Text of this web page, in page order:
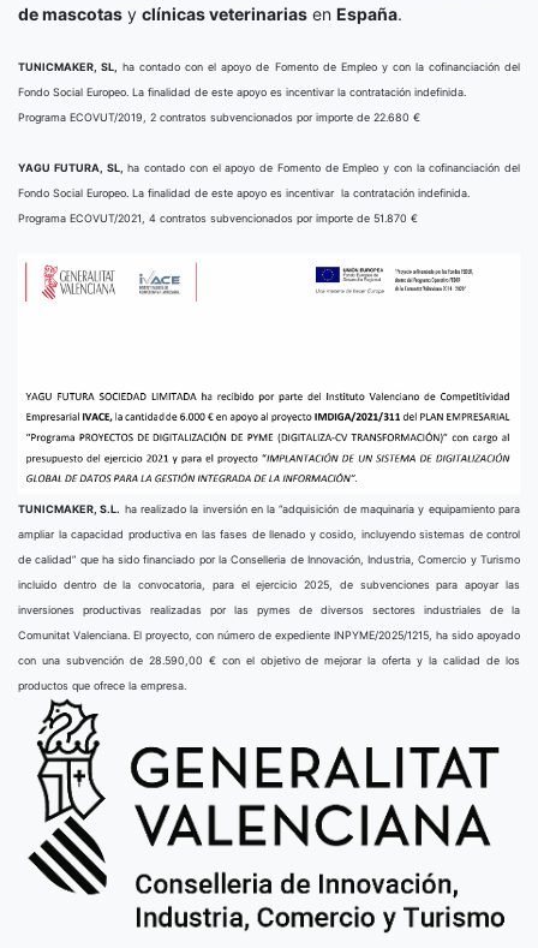
de mascotas y clínicas veterinarias en España.
TUNICMAKER, SL,
ha contado con el apoyo de Fomento de Empleo y con la cofinanciación del
Fondo Social Europeo. La finalidad de este apoyo es incentivar la contratación indefinida.
Programa ECOVUT/2019, 2 contratos subvencionados por importe de 22.680 €
YAGU FUTURA, SL,
ha contado con el apoyo de Fomento de Empleo y con la cofinanciación del
Fondo Social Europeo. La finalidad de este apoyo es incentivar la contratación indefinida.
Programa ECOVUT/2021, 4 contratos subvencionados por importe de 51.870 €
TUNICMAKER, S.L. ha realizado la inversión en la “adquisición de maquinaria y equipamiento para
ampliar la capacidad productiva en las fases de llenado y cosido, incluyendo sistemas de control
de calidad” que ha sido financiado por la Conselleria de Innovación, Industria, Comercio y Turismo
incluido dentro de la convocatoria, para el ejercicio 2025, de subvenciones para apoyar las
inversiones productivas realizadas por las pymes de diversos sectores industriales de la
Comunitat Valenciana. El proyecto, con número de expediente INPYME/2025/1215, ha sido apoyado
con una subvención de 28.590,00 € con el objetivo de mejorar la oferta y la calidad de los
productos que ofrece la empresa.